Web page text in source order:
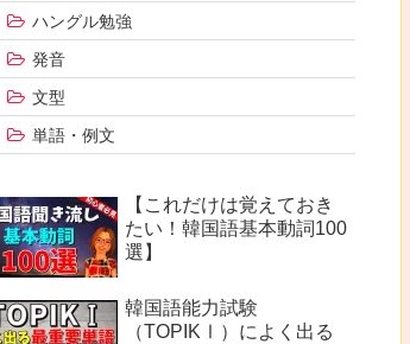
ハングル勉強
発音
文型
単語・例文
【これだけは覚えておき
たい！韓国語基本動詞100
選】
韓国語能力試験
（TOPIKⅠ）によく出る